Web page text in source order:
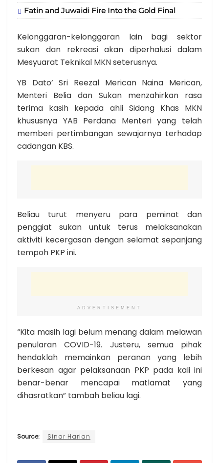
Fatin and Juwaidi Fire Into the Gold Final
Kelonggaran-kelonggaran lain bagi sektor
sukan dan rekreasi akan diperhalusi dalam
Mesyuarat Teknikal MKN seterusnya.
YB Dato’ Sri Reezal Merican Naina Merican,
Menteri Belia dan Sukan menzahirkan rasa
terima kasih kepada ahli Sidang Khas MKN
khususnya YAB Perdana Menteri yang telah
memberi pertimbangan sewajarnya terhadap
cadangan KBS.
Beliau turut menyeru para peminat dan
penggiat sukan untuk terus melaksanakan
aktiviti kecergasan dengan selamat sepanjang
tempoh PKP ini.
ADVERTISEMENT
“Kita masih lagi belum menang dalam melawan
penularan COVID-19. Justeru, semua pihak
hendaklah memainkan peranan yang lebih
berkesan agar pelaksanaan PKP pada kali ini
benar-benar mencapai matlamat yang
dihasratkan” tambah beliau lagi.
Source: Sinar Harian